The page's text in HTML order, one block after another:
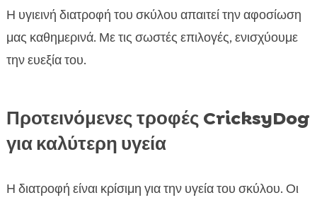
Η υγιεινή διατροφή του σκύλου απαιτεί την αφοσίωση
μας καθημερινά. Με τις σωστές επιλογές, ενισχύουμε
την ευεξία του.
Προτεινόμενες τροφές CricksyDog
για καλύτερη υγεία
Η διατροφή είναι κρίσιμη για την υγεία του σκύλου. Οι